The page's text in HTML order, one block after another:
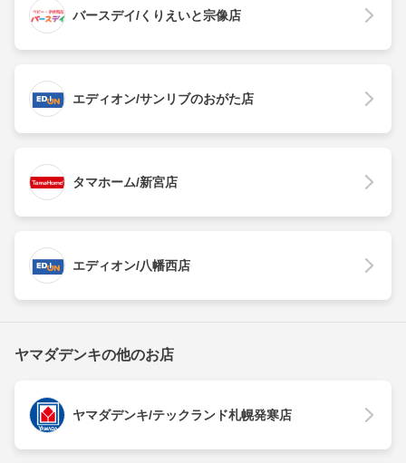
バースデイ/くりえいと宗像店
エディオン/サンリブのおがた店
タマホーム/新宮店
エディオン/八幡西店
ヤマダデンキの他のお店
ヤマダデンキ/テックランド札幌発寒店